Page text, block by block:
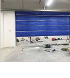
图，同创辉煌。
防火门、防火卷
窗、复合门、不
门窗产品,并持续
快速的交货期。